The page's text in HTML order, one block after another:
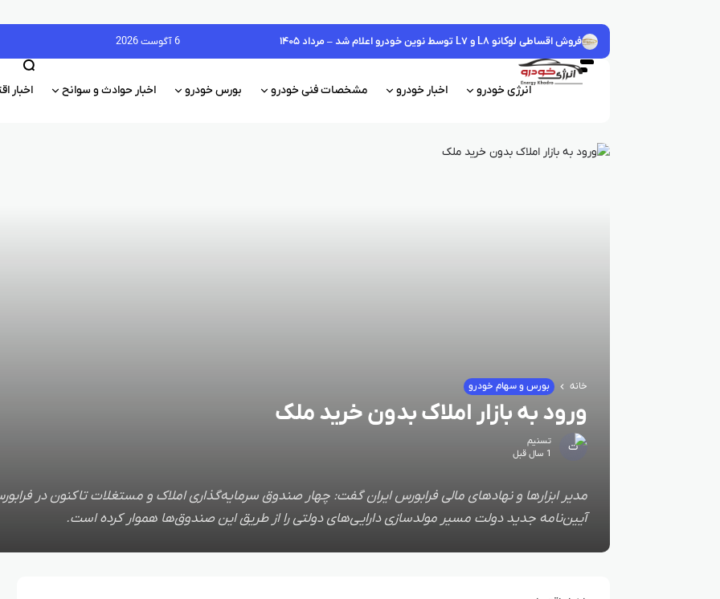
فروش اقساطی لوکانو L۸ و L۷ توسط نوین خودرو اعلام شد – مرداد ۱۴۰۵ 6 آگوست 2026
انرژی خودرو اخبار خودرو مشخصات فنی خودرو بورس خودرو اخبار حوادث و سوانح اخبار
خانه بورس و سهام خودرو
ورود به بازار املاک بدون خرید ملک
تسنیم
1 سال قبل
مدیر ابزار‌ها و نهاد‌های مالی فرابورس ایران گفت: چهار صندوق سرمایه‌گذاری املاک و مستغلات تاکنون در
آیین‌نامه جدید دولت مسیر مولدسازی دارایی‌های دولتی را از طریق این صندوق‌ها هموار کرده است.